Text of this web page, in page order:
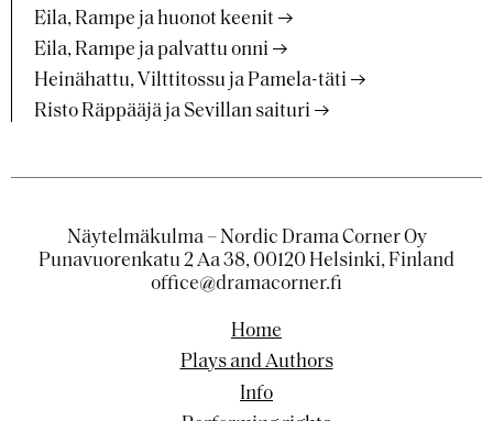
Eila, Rampe ja huonot keenit
Eila, Rampe ja palvattu onni
Heinähattu, Vilttitossu ja Pamela-täti
Risto Räppääjä ja Sevillan saituri
Näytelmäkulma – Nordic Drama Corner Oy
Punavuorenkatu 2 Aa 38, 00120 Helsinki, Finland
office@dramacorner.fi
Home
Plays and Authors
Info